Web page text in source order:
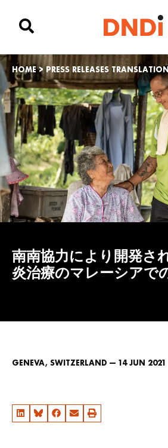
HOME> PRESS RELEASES
南南協力により開発さ
炎治療のマレーシアで
GENEVA, SWITZERLAND — 14 JUN 2021